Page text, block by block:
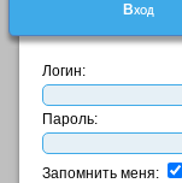
Вход
Логин:
Пароль:
Запомнить меня: